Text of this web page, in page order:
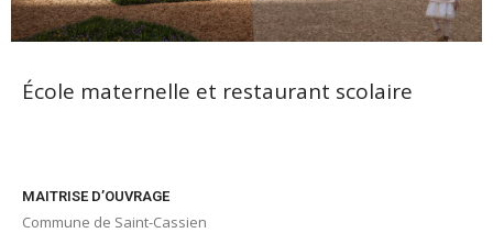
École maternelle et restaurant scolaire
MAITRISE D’OUVRAGE
Commune de Saint-Cassien